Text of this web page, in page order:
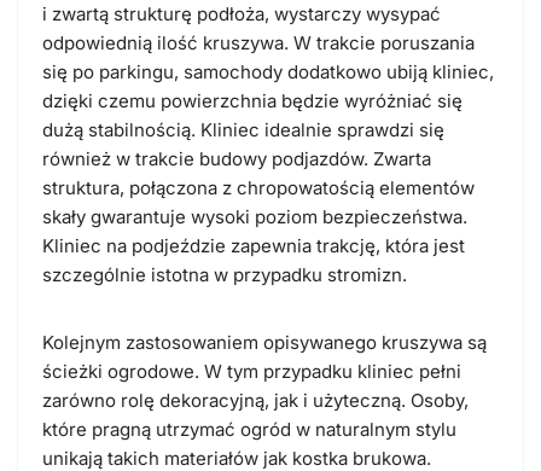
i zwartą strukturę podłoża, wystarczy wysypać
odpowiednią ilość kruszywa. W trakcie poruszania
się po parkingu, samochody dodatkowo ubiją kliniec,
dzięki czemu powierzchnia będzie wyróżniać się
dużą stabilnością. Kliniec idealnie sprawdzi się
również w trakcie budowy podjazdów. Zwarta
struktura, połączona z chropowatością elementów
skały gwarantuje wysoki poziom bezpieczeństwa.
Kliniec na podjeździe zapewnia trakcję, która jest
szczególnie istotna w przypadku stromizn.
Kolejnym zastosowaniem opisywanego kruszywa są
ścieżki ogrodowe. W tym przypadku kliniec pełni
zarówno rolę dekoracyjną, jak i użyteczną. Osoby,
które pragną utrzymać ogród w naturalnym stylu
unikają takich materiałów jak kostka brukowa.